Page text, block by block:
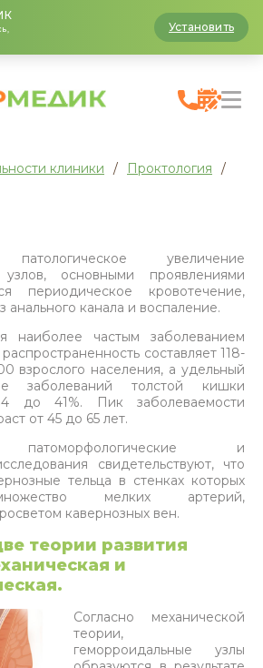
Установить
клиники / Проктология
/
увеличение
узлов, основными проявлениями
периодическое кровотечение,
анального канала и воспаление.
наиболее частым заболеванием
составляет 118-
взрослого населения, а удельный
заболеваний толстой кишки
до 41%. Пик заболеваемости
от 45 до 65 лет.
патоморфологические и
свидетельствуют, что
тельца в стенках которых
мелких артерий,
кавернозных вен.
теории развития
и
Согласно механической
теории,
геморроидальные узлы